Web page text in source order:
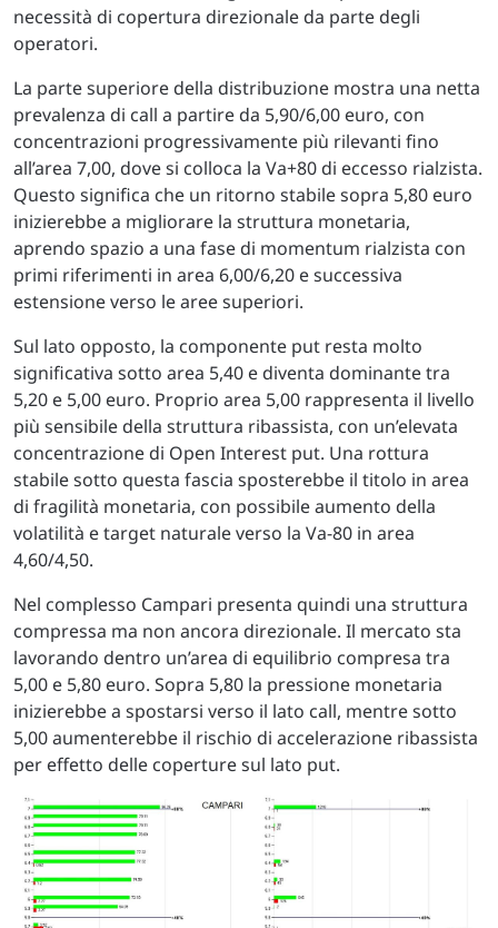
necessità di copertura direzionale da parte degli
operatori.
La parte superiore della distribuzione mostra una netta
prevalenza di call a partire da 5,90/6,00 euro, con
concentrazioni progressivamente più rilevanti fino
all’area 7,00, dove si colloca la Va+80 di eccesso rialzista.
Questo significa che un ritorno stabile sopra 5,80 euro
inizierebbe a migliorare la struttura monetaria,
aprendo spazio a una fase di momentum rialzista con
primi riferimenti in area 6,00/6,20 e successiva
estensione verso le aree superiori.
Sul lato opposto, la componente put resta molto
significativa sotto area 5,40 e diventa dominante tra
5,20 e 5,00 euro. Proprio area 5,00 rappresenta il livello
più sensibile della struttura ribassista, con un’elevata
concentrazione di Open Interest put. Una rottura
stabile sotto questa fascia sposterebbe il titolo in area
di fragilità monetaria, con possibile aumento della
volatilità e target naturale verso la Va-80 in area
4,60/4,50.
Nel complesso Campari presenta quindi una struttura
compressa ma non ancora direzionale. Il mercato sta
lavorando dentro un’area di equilibrio compresa tra
5,00 e 5,80 euro. Sopra 5,80 la pressione monetaria
inizierebbe a spostarsi verso il lato call, mentre sotto
5,00 aumenterebbe il rischio di accelerazione ribassista
per effetto delle coperture sul lato put.